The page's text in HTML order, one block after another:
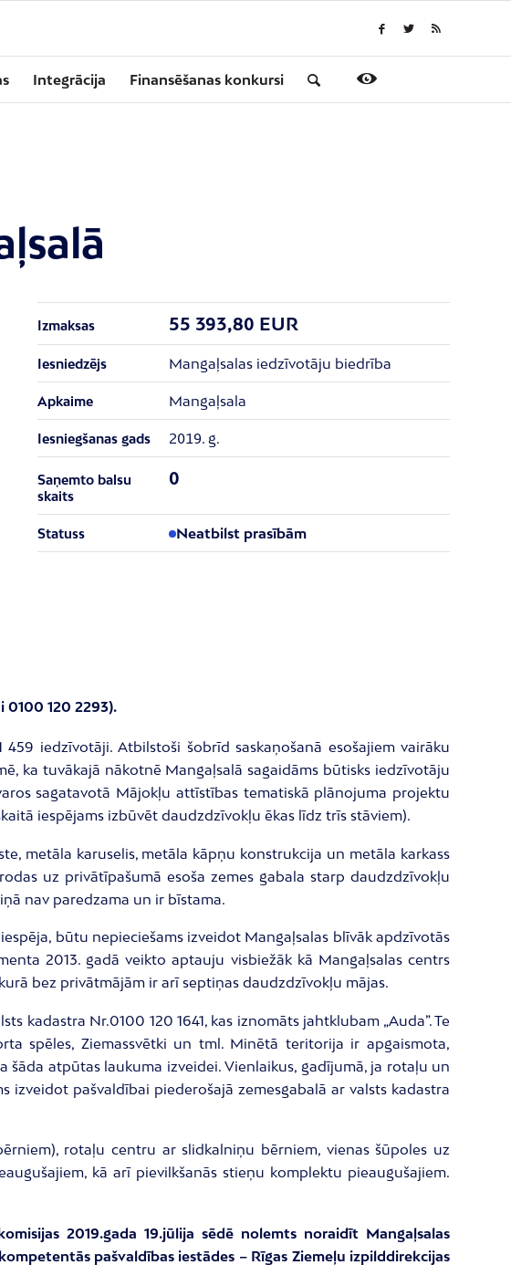
Integrācija Finansēšanas konkursi
Izmaksas 55 393,80 EUR
Iesniedzējs Mangaļsalas iedzīvotāju biedrība
Apkaime Mangaļsala
Iesniegšanas gads 2019. g.
Saņemto balsu
skaits
0
Statuss Neatbilst prasībām
0100 120 2293).
iedzīvotāji. Atbilstoši šobrīd saskaņošanā esošajiem vairāku
ka tuvākajā nākotnē Mangaļsalā sagaidāms būtisks iedzīvotāju
sagatavotā Mājokļu attīstības tematiskā plānojuma projektu
iespējams izbūvēt daudzdzīvokļu ēkas līdz trīs stāviem).
metāla karuselis, metāla kāpņu konstrukcija un metāla karkass
uz privātīpašumā esoša zemes gabala starp daudzdzīvokļu
nav paredzama un ir bīstama.
būtu nepieciešams izveidot Mangaļsalas blīvāk apdzīvotās
2013. gadā veikto aptauju visbiežāk kā Mangaļsalas centrs
bez privātmājām ir arī septiņas daudzdzīvokļu mājas.
kadastra Nr.0100 120 1641, kas iznomāts jahtklubam „Auda”. Te
spēles, Ziemassvētki un tml. Minētā teritorija ir apgaismota,
atpūtas laukuma izveidei. Vienlaikus, gadījumā, ja rotaļu un
pašvaldībai piederošajā zemesgabalā ar valsts kadastra
rotaļu centru ar slidkalniņu bērniem, vienas šūpoles uz
kā arī pievilkšanās stieņu komplektu pieaugušajiem.
2019.gada 19.jūlija sēdē nolemts noraidīt Mangaļsalas
pašvaldības iestādes – Rīgas Ziemeļu izpilddirekcijas